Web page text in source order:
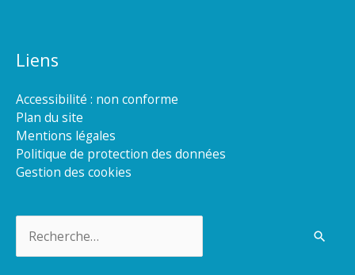
Liens
Accessibilité : non conforme
Plan du site
Mentions légales
Politique de protection des données
Gestion des cookies